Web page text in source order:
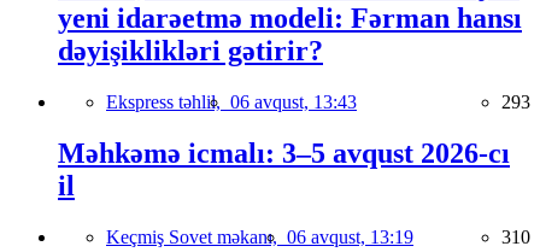
yeni idarəetmə modeli: Fərman hansı
dəyişiklikləri gətirir?
Ekspress təhlil, 06 avqust, 13:43 293
Məhkəmə icmalı: 3–5 avqust 2026-cı
il
Keçmiş Sovet məkanı, 06 avqust, 13:19 310